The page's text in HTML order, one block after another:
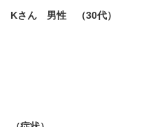
Kさん 男性 （30代）